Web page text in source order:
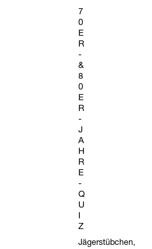
7
0
E
R
-
&
8
0
E
R
-
J
A
H
R
E
-
Q
U
Z
Jägerstübchen,